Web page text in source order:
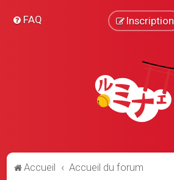
FAQ Inscription
Accueil Accueil du forum